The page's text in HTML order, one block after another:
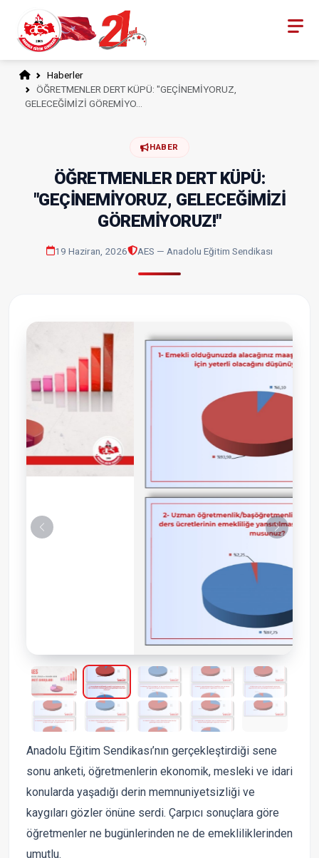
Haberler
ÖĞRETMENLER DERT KÜPÜ: "GEÇİNEMİYORUZ,
GELECEĞİMİZİ GÖREMİYO…
HABER
ÖĞRETMENLER DERT KÜPÜ:
"GEÇİNEMİYORUZ, GELECEĞİMİZİ
GÖREMİYORUZ!"
19 Haziran, 2026 AES — Anadolu Eğitim Sendikası
Önceki Sonraki
Anadolu Eğitim Sendikası’nın gerçekleştirdiği sene
sonu anketi, öğretmenlerin ekonomik, mesleki ve idari
konularda yaşadığı derin memnuniyetsizliği ve
kaygıları gözler önüne serdi. Çarpıcı sonuçlara göre
öğretmenler ne bugünlerinden ne de emekliliklerinden
umutlu.